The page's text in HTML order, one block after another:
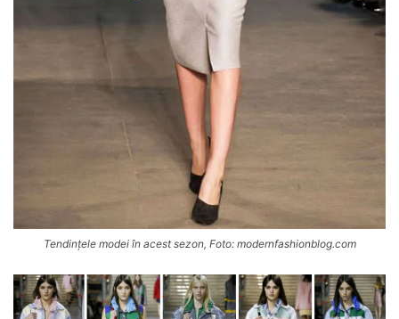
Tendințele modei în acest sezon, Foto: modernfashionblog.com